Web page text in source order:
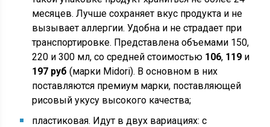
месяцев. Лучше сохраняет вкус продукта и не
вызывает аллергии. Удобна и не страдает при
транспортировке. Представлена объемами 150,
220 и 300 мл, со средней стоимостью 106, 119 и
197 руб (марки Midori). В основном в них
поставляются премиум марки, поставляющей
рисовый укусу высокого качества;
пластиковая. Идут в двух вариациях: с